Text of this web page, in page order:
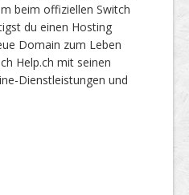
beim offiziellen Switch
du einen Hosting
Domain zum Leben
Help.ch mit seinen
Dienstleistungen und